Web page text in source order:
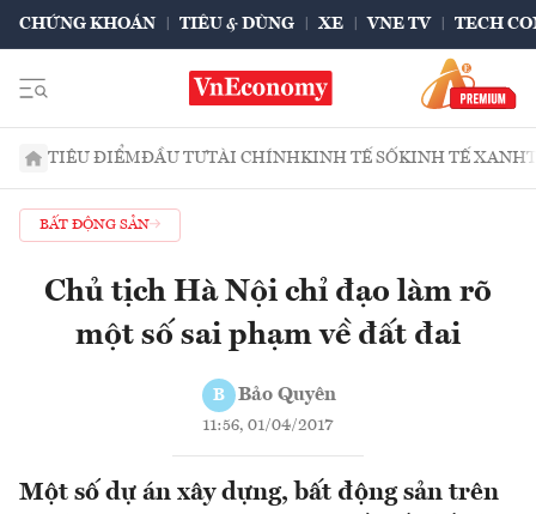
CHỨNG KHOÁN TIÊU & DÙNG XE VNE TV TECH
TIÊU ĐIỂMĐẦU TƯTÀI CHÍNHKINH TẾ SỐKINH TẾ XANH
BẤT ĐỘNG SẢN
Chủ tịch Hà Nội chỉ đạo làm rõ
một số sai phạm về đất đai
B Bảo Quyên
11:56, 01/04/2017
Một số dự án xây dựng, bất động sản trên